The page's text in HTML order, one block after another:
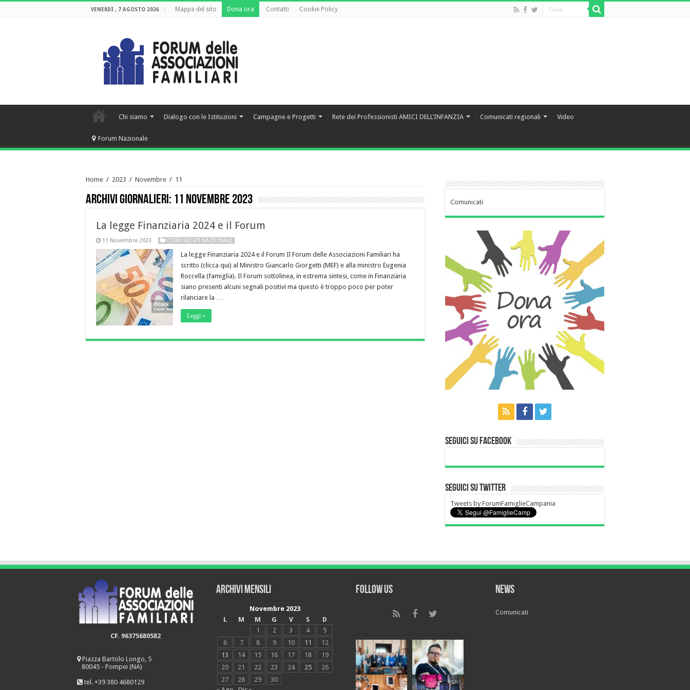
VENERDÌ , 7 AGOSTO 2026 Mappa del sito Dona ora Contatti Cookie Policy
Chi siamo Dialogo con le Istituzioni Campagne e Progetti Rete dei Professionisti AMICI DELL’INFANZIA Comunicati regionali Video
Forum Nazionale
Home / 2023 / Novembre / 11
Archivi giornalieri: 11 Novembre 2023
La legge Finanziaria 2024 e il Forum
11 Novembre 2023 COMUNICATI NAZIONALE
La legge Finanziaria 2024 e il Forum Il Forum delle Associazioni Familiari ha
scritto (clicca qui) al Ministro Giancarlo Giorgetti (MEF) e alla ministro Eugenia
Roccella (famiglia). Il Forum sottolinea, in estrema sintesi, come in Finanziaria
siano presenti alcuni segnali positivi ma questo è troppo poco per poter
rilanciare la …
Leggi »
Comunicati
Seguici su Facebook
Seguici su Twitter
Tweets by ForumFamiglieCampania
CF. 96375680582
Piazza Bartolo Longo, 5
80045 - Pompei (NA)
tel. +39 380 4680129
Archivi mensili
Novembre 2023
L
M M G V S
D
1
2 3 4
5
6
7 8 9 10 11
12
13
14 15 16 17 18
19
20
21 22 23 24 25
26
27
28 29
30
Follow Us News
Comunicati